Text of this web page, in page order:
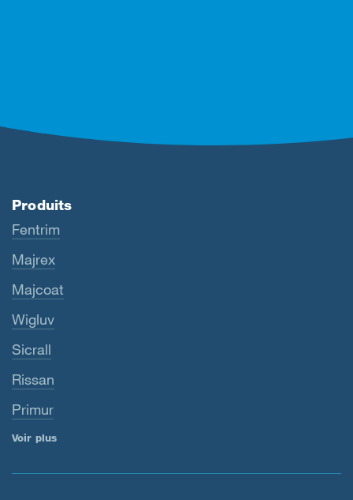
Produits
Fentrim
Majrex
Majcoat
Wigluv
Sicrall
Rissan
Primur
Voir plus